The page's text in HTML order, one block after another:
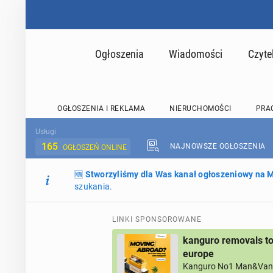
Ogłoszenia Wiadomości
OGŁOSZENIA I REKLAMA NIERUCHOMOŚCI
Usługi
165 OGŁOSZEŃ ONLINE NAJNOWSZE OGŁOSZENIA
🆕 Stworzyliśmy dla Was kanał ogłoszeniowy na
szukania.
LINKI SPONSOROWANE
kanguro removals
europe
Kanguro No1